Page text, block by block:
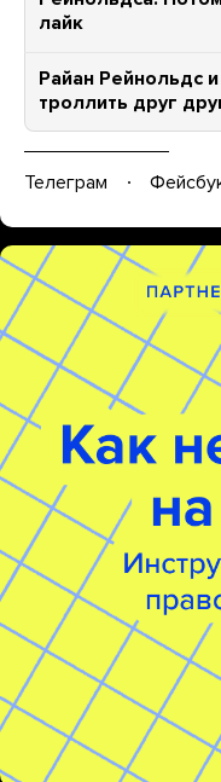
лайк
Райан Рейнольдс
троллить друг
Телеграм